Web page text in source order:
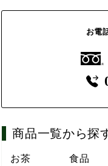
お電
商品一覧から探
お茶 食品